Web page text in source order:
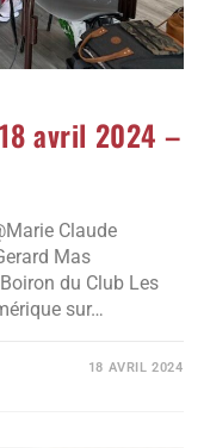
avril 2024 –
Claude
Mas
du Club Les
sur…
18 AVRIL 2024